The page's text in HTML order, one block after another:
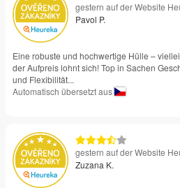
gestern auf der Website
Pavol P.
Eine robuste und hochwertige Hülle –
der Aufpreis lohnt sich! Top in Sachen
und Flexibilität...
Automatisch übersetzt aus
gestern auf der Website
Zuzana K.